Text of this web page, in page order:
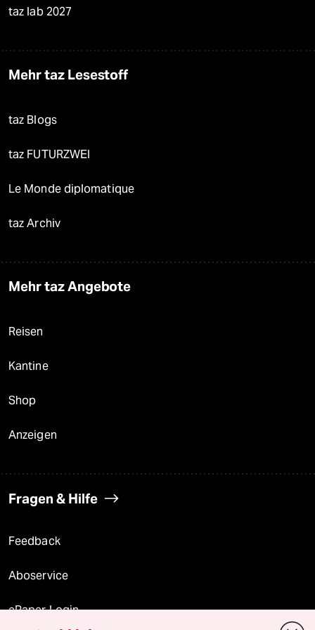
taz lab 2027
Mehr taz Lesestoff
taz Blogs
taz FUTURZWEI
Le Monde diplomatique
taz Archiv
Mehr taz Angebote
Reisen
Kantine
Shop
Anzeigen
Fragen & Hilfe
Feedback
Aboservice
ePaper Login